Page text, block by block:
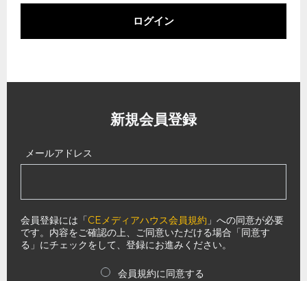
ログイン
新規会員登録
メールアドレス
会員登録には「CEメディアハウス会員規約 」への同意が必要
です。内容をご確認の上、ご同意いただける場合「同意す
る」にチェックをして、登録にお進みください。
会員規約に同意する